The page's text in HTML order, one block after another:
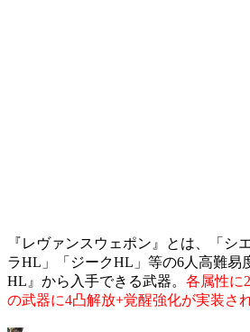
『レヴァンスウェポン』とは、「シ
ラHL」「ジークHL」等の6人高難易
HL』から入手できる武器。 各属性に
の武器に4凸解放+覚醒強化が実装さ